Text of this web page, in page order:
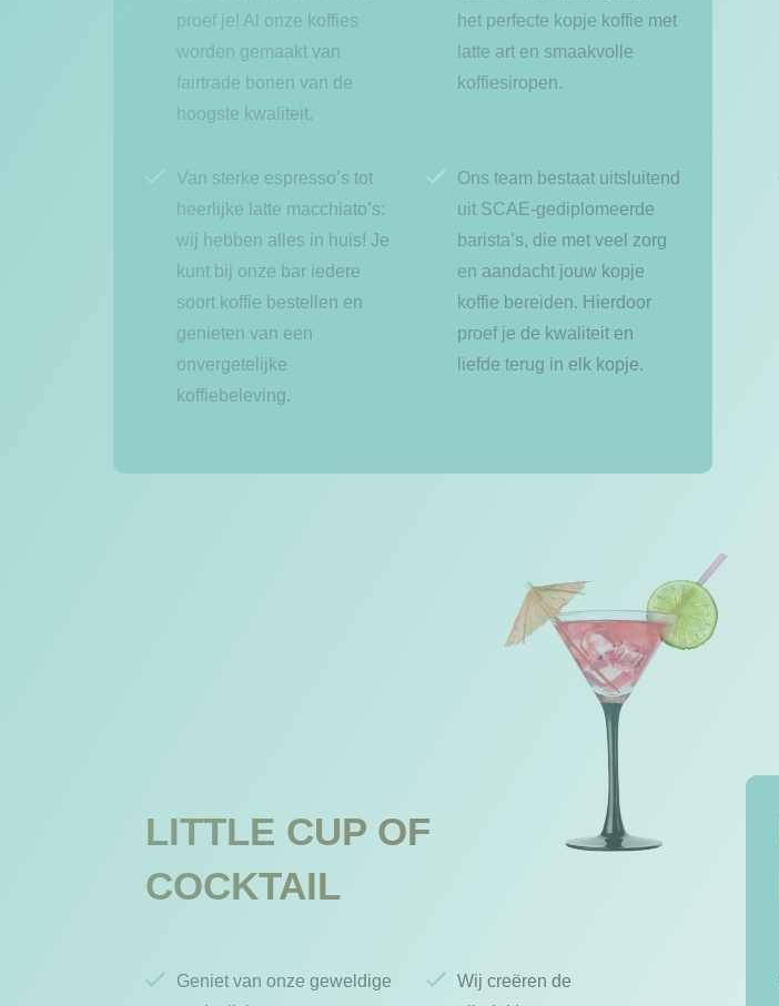
proef je! Al onze koffies
worden gemaakt van
fairtrade bonen van de
hoogste kwaliteit.
het perfecte kopje koffie met
latte art en smaakvolle
koffiesiropen.
Van sterke espresso’s tot
heerlijke latte macchiato’s:
wij hebben alles in huis! Je
kunt bij onze bar iedere
soort koffie bestellen en
genieten van een
onvergetelijke
koffiebeleving.
Ons team bestaat uitsluitend
uit SCAE-gediplomeerde
barista’s, die met veel zorg
en aandacht jouw kopje
koffie bereiden. Hierdoor
proef je de kwaliteit en
liefde terug in elk kopje.
LITTLE CUP OF
COCKTAIL
Wij creëren de
Geniet van onze geweldige